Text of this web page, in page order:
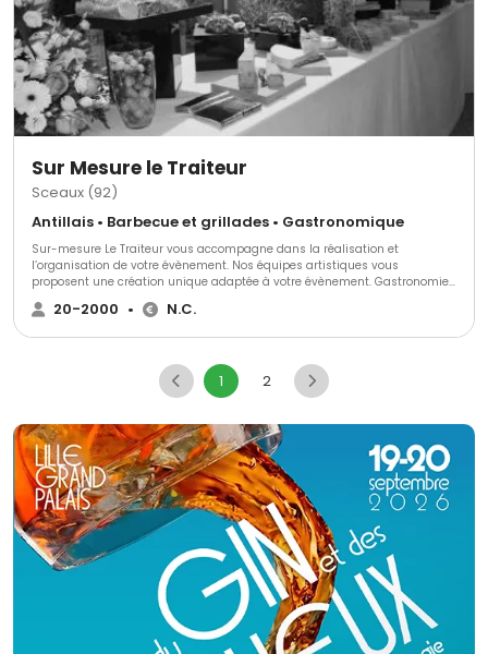
Sur Mesure le Traiteur
Sceaux (92)
Antillais • Barbecue et grillades • Gastronomique
Sur-mesure Le Traiteur vous accompagne dans la réalisation et
l’organisation de votre évènement. Nos équipes artistiques vous
proposent une création unique adaptée à votre évènement. Gastronomie,
sommellerie, scénographie, décoration florale, art de la table… tout est
pensé avec précision. Une formule personnalisée peut vous être proposée
Nous adaptons nos créations culinaires à la recherche de l’émotion et du
raffinement. C’est aussi ça être un traiteur Sur-mesure. De plus, nous
travaillons essentiellement avec des fournisseurs de prestige, des
cuisine responsable.
20-2000 • N.C.
1 2